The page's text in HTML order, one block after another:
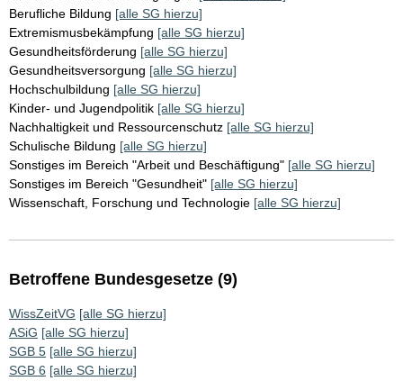
Berufliche Bildung [alle SG hierzu]
Extremismusbekämpfung [alle SG hierzu]
Gesundheitsförderung [alle SG hierzu]
Gesundheitsversorgung [alle SG hierzu]
Hochschulbildung [alle SG hierzu]
Kinder- und Jugendpolitik [alle SG hierzu]
Nachhaltigkeit und Ressourcenschutz [alle SG hierzu]
Schulische Bildung [alle SG hierzu]
Sonstiges im Bereich "Arbeit und Beschäftigung" [alle SG hierzu]
Sonstiges im Bereich "Gesundheit" [alle SG hierzu]
Wissenschaft, Forschung und Technologie [alle SG hierzu]
Betroffene Bundesgesetze (9)
WissZeitVG [alle SG hierzu]
ASiG [alle SG hierzu]
SGB 5 [alle SG hierzu]
SGB 6 [alle SG hierzu]